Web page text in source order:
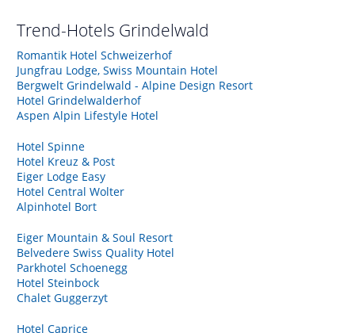
Trend-Hotels Grindelwald
Romantik Hotel Schweizerhof
Jungfrau Lodge, Swiss Mountain Hotel
Bergwelt Grindelwald - Alpine Design Resort
Hotel Grindelwalderhof
Aspen Alpin Lifestyle Hotel
Hotel Spinne
Hotel Kreuz & Post
Eiger Lodge Easy
Hotel Central Wolter
Alpinhotel Bort
Eiger Mountain & Soul Resort
Belvedere Swiss Quality Hotel
Parkhotel Schoenegg
Hotel Steinbock
Chalet Guggerzyt
Hotel Caprice